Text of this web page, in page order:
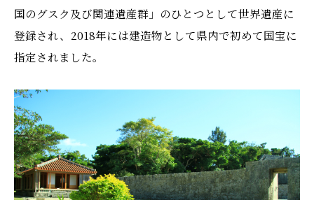
国のグスク及び関連遺産群」のひとつとして世界遺産に
登録され、2018年には建造物として県内で初めて国宝に
指定されました。